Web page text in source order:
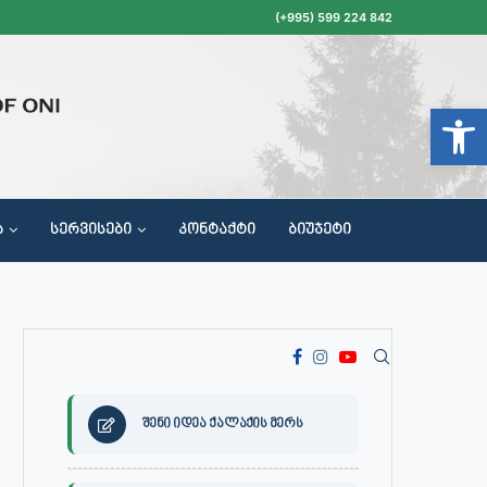
(+995) 599 224 842
ᲡᲔᲠᲕᲘᲡᲔᲑᲘ ᲙᲝᲜᲢᲐᲥᲢᲘ ᲑᲘᲣᲯᲔᲢᲘ
შენი იდეა ქალაქის მერს